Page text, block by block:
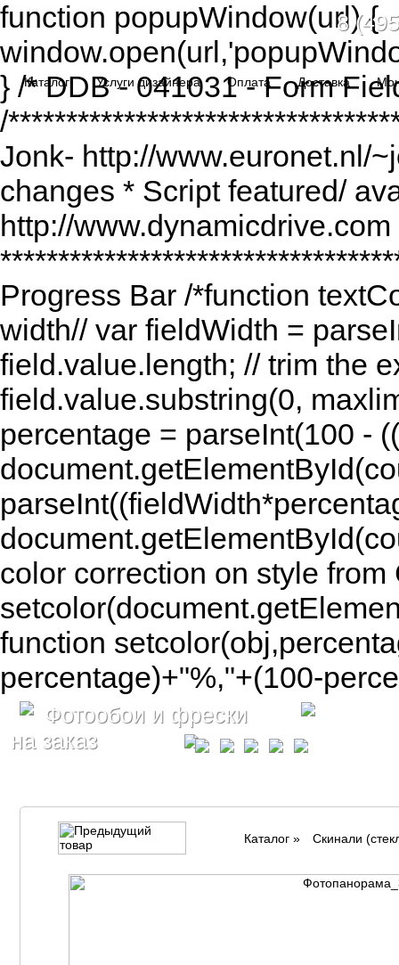
function popupWindow(url) {
} /* DDB - 041031 - Form
/
Jonk- http://www.euronet.nl/
changes * Script featured/
http://
Progress Bar /*function
width// var fieldWidth =
field.value.length; // trim the
field.value.substring(0,
percentage = parseInt(100 -
color correction on style
function
percentage)+"%,"+(100-
Фотообои и фрески
на заказ
8
Каталог Услуги дизайнера Оплата Доставка
Каталог» Cкинали